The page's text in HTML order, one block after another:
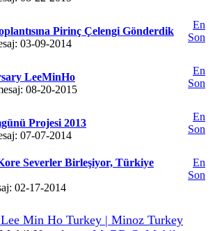
Pirinç Çelengi Gönderdik
03-09-2014
En
Son
LeeMinHo
08-20-2015
En
Son
Projesi 2013
07-07-2014
En
Son
Severler Birleşiyor, Türkiye
02-17-2014
En
Son
Lee Min Ho Turkey | Minoz Turkey